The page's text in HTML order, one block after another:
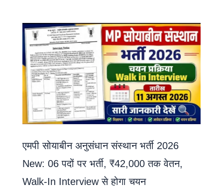
एमपी सोयाबीन अनुसंधान संस्थान भर्ती 2026
New: 06 पदों पर भर्ती, ₹42,000 तक वेतन,
Walk-In Interview से होगा चयन